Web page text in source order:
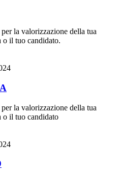
la valorizzazione della tua
o il tuo candidato.
la valorizzazione della tua
o il tuo candidato